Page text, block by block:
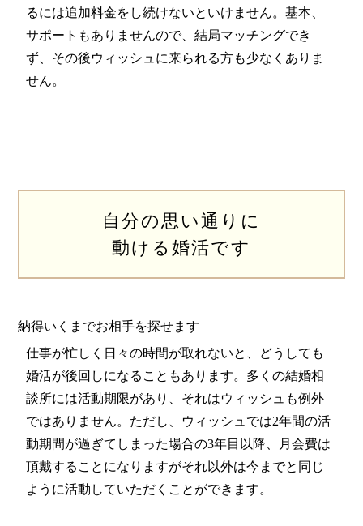
るには追加料金をし続けないといけません。基本、
サポートもありませんので、結局マッチングでき
ず、その後ウィッシュに来られる方も少なくありま
せん。
自分の思い通りに
動ける婚活です
納得いくまでお相手を探せます
仕事が忙しく日々の時間が取れないと、どうしても
婚活が後回しになることもあります。多くの結婚相
談所には活動期限があり、それはウィッシュも例外
ではありません。ただし、ウィッシュでは2年間の活
動期間が過ぎてしまった場合の3年目以降、月会費は
頂戴することになりますがそれ以外は今までと同じ
ように活動していただくことができます。